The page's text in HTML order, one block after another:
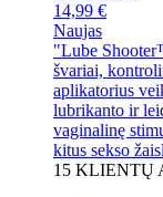
14,99 €
Naujas
"Lube
švariai,
aplikatorius
lubrikanto ir
vaginalinę
kitus sekso
15 KLIENTŲ